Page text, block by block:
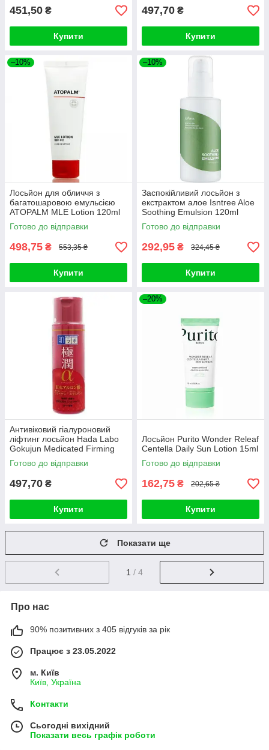
451,50 ₴
Купити
497,70 ₴
Купити
–10%
Лосьйон для обличчя з
багатошаровою емульсією
ATOPALM MLE Lotion 120ml
Готово до відправки
498,75 ₴ 553,35 ₴
Купити
–10%
Заспокійливий лосьйон з
екстрактом алое Isntree Aloe
Soothing Emulsion 120ml
Готово до відправки
292,95 ₴ 324,45 ₴
Купити
Антивіковий гіалуроновий
ліфтинг лосьйон Hada Labo
Gokujun Medicated Firming
Lotion Bottle 170ml
Готово до відправки
497,70 ₴
Купити
–20%
Лосьйон Purito Wonder Releaf
Centella Daily Sun Lotion 15ml
Готово до відправки
162,75 ₴ 202,65 ₴
Купити
Показати ще
1 / 4
Про нас
90% позитивних з 405 відгуків за рік
Працює з 23.05.2022
м. Київ
Київ, Україна
Контакти
Сьогодні вихідний
Показати весь графік роботи